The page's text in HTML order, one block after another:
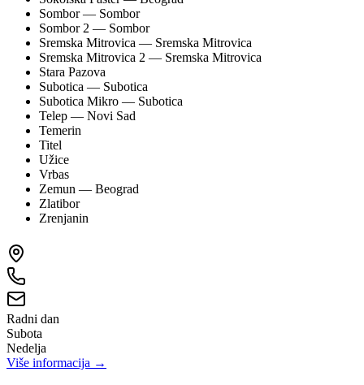
Sombor — Sombor
Sombor 2 — Sombor
Sremska Mitrovica — Sremska Mitrovica
Sremska Mitrovica 2 — Sremska Mitrovica
Stara Pazova
Subotica — Subotica
Subotica Mikro — Subotica
Telep — Novi Sad
Temerin
Titel
Užice
Vrbas
Zemun — Beograd
Zlatibor
Zrenjanin
Radni dan
Subota
Nedelja
Više informacija →